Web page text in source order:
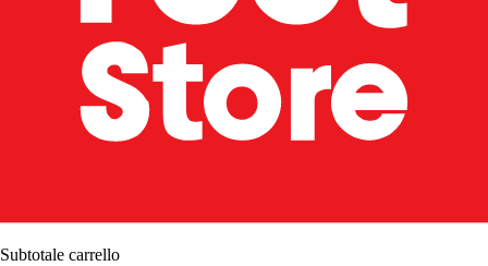
Subtotale carrello